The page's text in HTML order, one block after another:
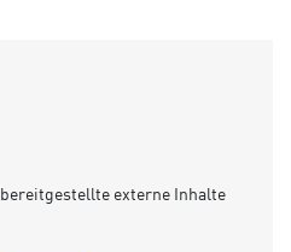
bereitgestellte externe Inhalte